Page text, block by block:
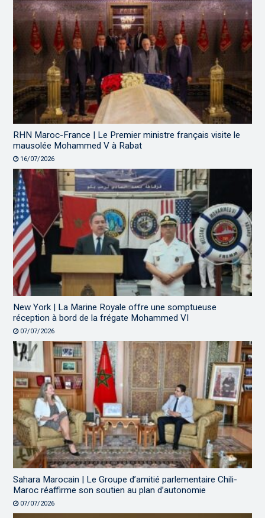
RHN Maroc-France | Le Premier ministre français visite le
mausolée Mohammed V à Rabat
16/07/2026
New York | La Marine Royale offre une somptueuse
réception à bord de la frégate Mohammed VI
07/07/2026
Sahara Marocain | Le Groupe d’amitié parlementaire Chili-
Maroc réaffirme son soutien au plan d’autonomie
07/07/2026